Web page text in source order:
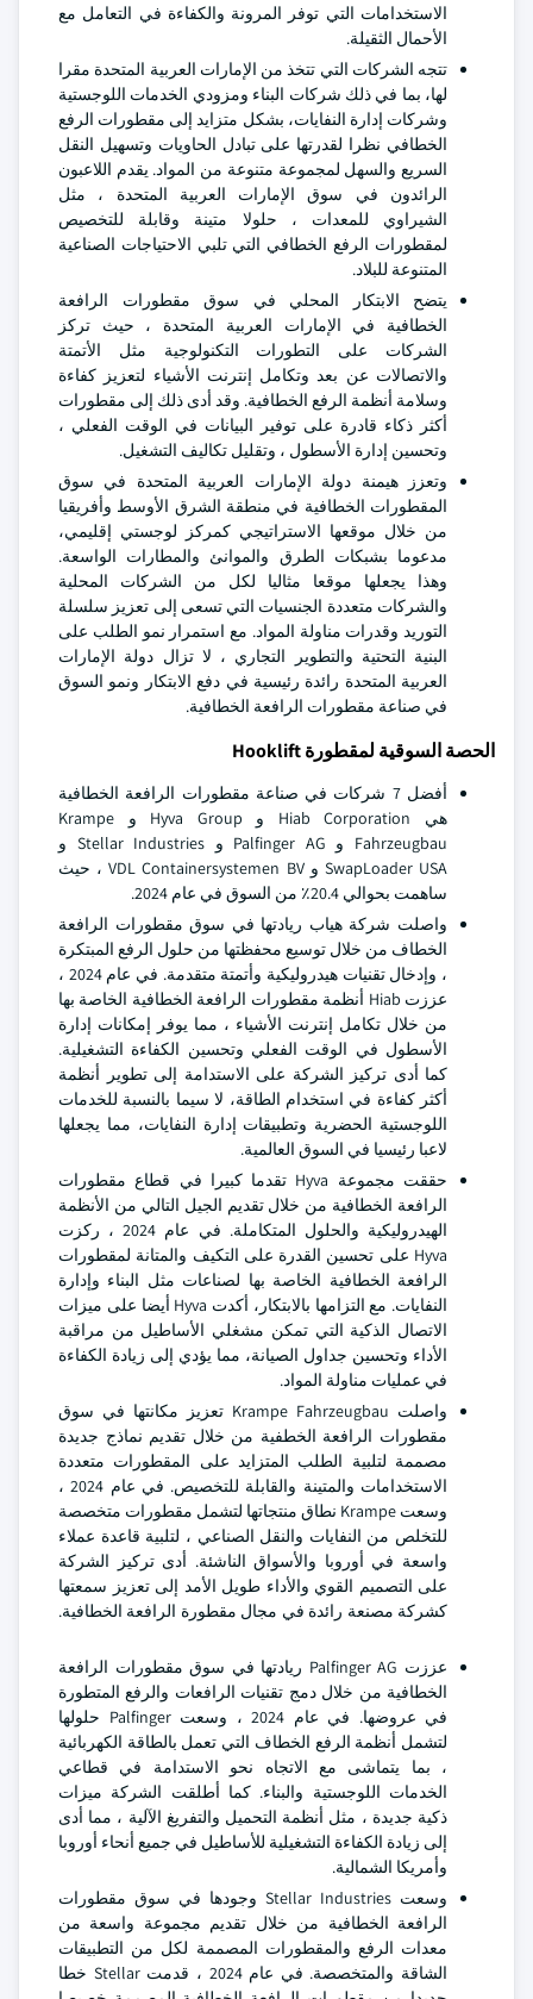
الاستخدامات التي توفر المرونة والكفاءة في التعامل مع
الأحمال الثقيلة.
تتجه الشركات التي تتخذ من الإمارات العربية المتحدة مقرا
لها، بما في ذلك شركات البناء ومزودي الخدمات اللوجستية
وشركات إدارة النفايات، بشكل متزايد إلى مقطورات الرفع
الخطافي نظرا لقدرتها على تبادل الحاويات وتسهيل النقل
السريع والسهل لمجموعة متنوعة من المواد. يقدم اللاعبون
الرائدون في سوق الإمارات العربية المتحدة ، مثل
الشيراوي للمعدات ، حلولا متينة وقابلة للتخصيص
لمقطورات الرفع الخطافي التي تلبي الاحتياجات الصناعية
المتنوعة للبلاد.
يتضح الابتكار المحلي في سوق مقطورات الرافعة
الخطافية في الإمارات العربية المتحدة ، حيث تركز
الشركات على التطورات التكنولوجية مثل الأتمتة
والاتصالات عن بعد وتكامل إنترنت الأشياء لتعزيز كفاءة
وسلامة أنظمة الرفع الخطافية. وقد أدى ذلك إلى مقطورات
أكثر ذكاء قادرة على توفير البيانات في الوقت الفعلي ،
وتحسين إدارة الأسطول ، وتقليل تكاليف التشغيل.
وتعزز هيمنة دولة الإمارات العربية المتحدة في سوق
المقطورات الخطافية في منطقة الشرق الأوسط وأفريقيا
من خلال موقعها الاستراتيجي كمركز لوجستي إقليمي،
مدعوما بشبكات الطرق والموانئ والمطارات الواسعة.
وهذا يجعلها موقعا مثاليا لكل من الشركات المحلية
والشركات متعددة الجنسيات التي تسعى إلى تعزيز سلسلة
التوريد وقدرات مناولة المواد. مع استمرار نمو الطلب على
البنية التحتية والتطوير التجاري ، لا تزال دولة الإمارات
العربية المتحدة رائدة رئيسية في دفع الابتكار ونمو السوق
في صناعة مقطورات الرافعة الخطافية.
الحصة السوقية لمقطورة Hooklift
أفضل 7 شركات في صناعة مقطورات الرافعة الخطافية
هي Hiab Corporation و Hyva Group و Krampe
Fahrzeugbau و Palfinger AG و Stellar Industries و
SwapLoader USA و VDL Containersystemen BV ، حيث
ساهمت بحوالي 20.4٪ من السوق في عام 2024.
واصلت شركة هياب ريادتها في سوق مقطورات الرافعة
الخطاف من خلال توسيع محفظتها من حلول الرفع المبتكرة
، وإدخال تقنيات هيدروليكية وأتمتة متقدمة. في عام 2024 ،
عززت Hiab أنظمة مقطورات الرافعة الخطافية الخاصة بها
من خلال تكامل إنترنت الأشياء ، مما يوفر إمكانات إدارة
الأسطول في الوقت الفعلي وتحسين الكفاءة التشغيلية.
كما أدى تركيز الشركة على الاستدامة إلى تطوير أنظمة
أكثر كفاءة في استخدام الطاقة، لا سيما بالنسبة للخدمات
اللوجستية الحضرية وتطبيقات إدارة النفايات، مما يجعلها
لاعبا رئيسيا في السوق العالمية.
حققت مجموعة Hyva تقدما كبيرا في قطاع مقطورات
الرافعة الخطافية من خلال تقديم الجيل التالي من الأنظمة
الهيدروليكية والحلول المتكاملة. في عام 2024 ، ركزت
Hyva على تحسين القدرة على التكيف والمتانة لمقطورات
الرافعة الخطافية الخاصة بها لصناعات مثل البناء وإدارة
النفايات. مع التزامها بالابتكار، أكدت Hyva أيضا على ميزات
الاتصال الذكية التي تمكن مشغلي الأساطيل من مراقبة
الأداء وتحسين جداول الصيانة، مما يؤدي إلى زيادة الكفاءة
في عمليات مناولة المواد.
واصلت Krampe Fahrzeugbau تعزيز مكانتها في سوق
مقطورات الرافعة الخطفية من خلال تقديم نماذج جديدة
مصممة لتلبية الطلب المتزايد على المقطورات متعددة
الاستخدامات والمتينة والقابلة للتخصيص. في عام 2024 ،
وسعت Krampe نطاق منتجاتها لتشمل مقطورات متخصصة
للتخلص من النفايات والنقل الصناعي ، لتلبية قاعدة عملاء
واسعة في أوروبا والأسواق الناشئة. أدى تركيز الشركة
على التصميم القوي والأداء طويل الأمد إلى تعزيز سمعتها
كشركة مصنعة رائدة في مجال مقطورة الرافعة الخطافية.
عززت Palfinger AG ريادتها في سوق مقطورات الرافعة
الخطافية من خلال دمج تقنيات الرافعات والرفع المتطورة
في عروضها. في عام 2024 ، وسعت Palfinger حلولها
لتشمل أنظمة الرفع الخطاف التي تعمل بالطاقة الكهربائية
، بما يتماشى مع الاتجاه نحو الاستدامة في قطاعي
الخدمات اللوجستية والبناء. كما أطلقت الشركة ميزات
ذكية جديدة ، مثل أنظمة التحميل والتفريغ الآلية ، مما أدى
إلى زيادة الكفاءة التشغيلية للأساطيل في جميع أنحاء أوروبا
وأمريكا الشمالية.
وسعت Stellar Industries وجودها في سوق مقطورات
الرافعة الخطافية من خلال تقديم مجموعة واسعة من
معدات الرفع والمقطورات المصممة لكل من التطبيقات
الشاقة والمتخصصة. في عام 2024 ، قدمت Stellar خطا